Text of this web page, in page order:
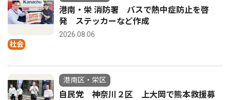
社会
港南・栄 消防署 バスで熱中症防止を啓
発 ステッカーなど作成
2026.08.06
港南区・栄区
自民党 神奈川２区 上大岡で熊本救援募